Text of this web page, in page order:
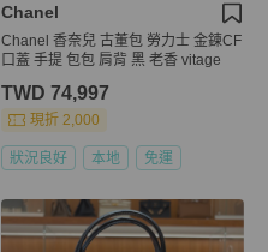
Chanel
Chanel 香奈兒 古董包 勞力士 金鍊CF
口蓋 手提 包包 肩背 黑 老香 vitage
TWD 74,997
現折 2,000
狀況良好 本地 免運